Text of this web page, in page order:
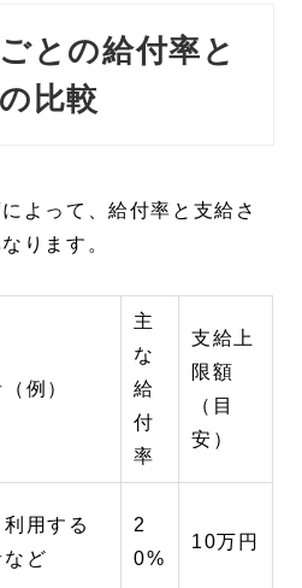
との給付率と
比較
よって、給付率と支給さ
ります。
例）
主
な
給
付
率
支給上
限額
（目
安）
用する
など
2
0%
10万円